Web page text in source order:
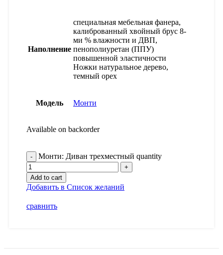
Наполнение
специальная мебельная фанера,
калиброванный хвойный брус 8-
ми % влажности и ДВП,
пенополиуретан (ППУ)
повышенной эластичности
Ножки натуральное дерево,
темный орех
Модель Монти
Available on backorder
Монти: Диван трехместный quantity
Add to cart
Добавить в Список желаний
сравнить